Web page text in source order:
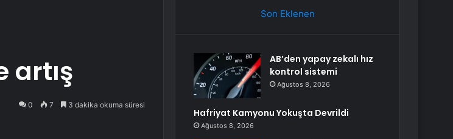
artış
0 7 3 dakika okuma süresi
Son Eklenen
AB’den yapay zekalı hız
kontrol sistemi
Ağustos 8, 2026
Hafriyat Kamyonu Yokuşta Devrildi
Ağustos 8, 2026